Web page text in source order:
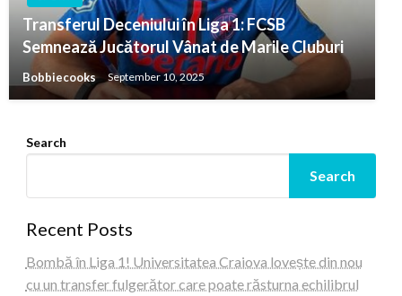
Transferul Deceniului în Liga 1: FCSB
Semnează Jucătorul Vânat de Marile Cluburi
Bobbiecooks September 10, 2025
Search
Search
Recent Posts
Bombă în Liga 1! Universitatea Craiova lovește din nou
cu un transfer fulgerător care poate răsturna echilibrul